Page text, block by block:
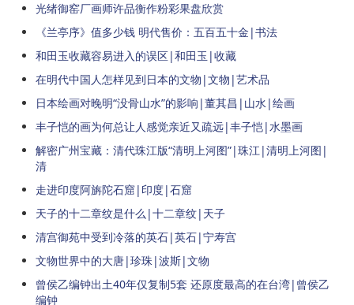
光绪御窑厂画师许品衡作粉彩果盘欣赏
《兰亭序》值多少钱 明代售价：五百五十金|书法
和田玉收藏容易进入的误区|和田玉|收藏
在明代中国人怎样见到日本的文物|文物|艺术品
日本绘画对晚明“没骨山水”的影响|董其昌|山水|绘画
丰子恺的画为何总让人感觉亲近又疏远|丰子恺|水墨画
解密广州宝藏：清代珠江版“清明上河图”|珠江|清明上河图|
清
走进印度阿旃陀石窟|印度|石窟
天子的十二章纹是什么|十二章纹|天子
清宫御苑中受到冷落的英石|英石|宁寿宫
文物世界中的大唐|珍珠|波斯|文物
曾侯乙编钟出土40年仅复制5套 还原度最高的在台湾|曾侯乙
编钟